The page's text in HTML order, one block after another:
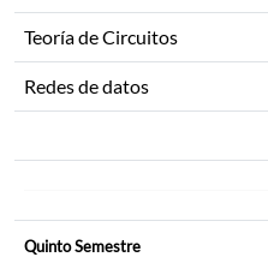
Teoría de Circuitos
Redes de datos
Quinto Semestre